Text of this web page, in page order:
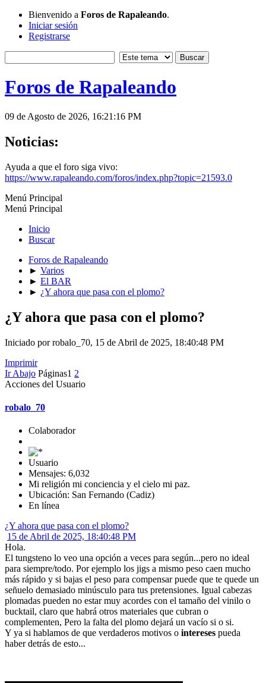
Bienvenido a Foros de Rapaleando.
Iniciar sesión
Registrarse
Foros de Rapaleando
09 de Agosto de 2026, 16:21:16 PM
Noticias:
Ayuda a que el foro siga vivo:
https://www.rapaleando.com/foros/index.php?topic=21593.0
Menú Principal
Menú Principal
Inicio
Buscar
Foros de Rapaleando
► Varios
► El BAR
► ¿Y ahora que pasa con el plomo?
¿Y ahora que pasa con el plomo?
Iniciado por robalo_70, 15 de Abril de 2025, 18:40:48 PM
Imprimir
Ir Abajo Páginas1 2
Acciones del Usuario
robalo_70
Colaborador
Usuario
Mensajes: 6,032
Mi religión mi conciencia y el cielo mi paz.
Ubicación: San Fernando (Cadiz)
En línea
¿Y ahora que pasa con el plomo?
15 de Abril de 2025, 18:40:48 PM
Hola.
El tungsteno lo veo una opción a veces para según...pero no ideal
para siempre/todo. Por ejemplo los jigs a mismo peso caen mucho
más rápido y si bajas el peso para compensar puede que te quede un
señuelo demasiado minúsculo para tus pretensiones. Igual cabezas
plomadas pueden no estar muy acordes con el tamaño del vinilo o
bucktail, claro que habrá otros materiales que cubran o
complementen, Pero la falta del plomo dejará un vacío si o si.
Y ya si hablamos de que verdaderos motivos o intereses pueda
haber detrás de esto...